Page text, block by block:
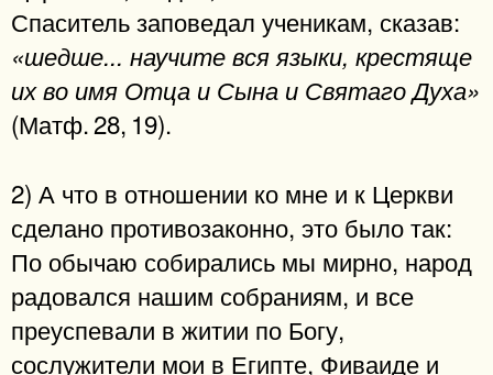
Спаситель заповедал ученикам, сказав:
«шедше... научите вся языки, крестяще
их во имя Отца и Сына и Святаго Духа»
(Матф. 28, 19).
2) А что в отношении ко мне и к Церкви
сделано противозаконно, это было так:
По обычаю собирались мы мирно, народ
радовался нашим собраниям, и все
преуспевали в житии по Богу,
сослужители мои в Египте, Фиваиде и